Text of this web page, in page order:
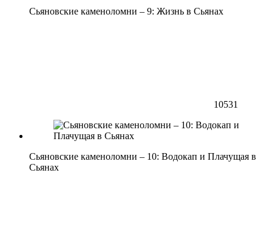
Сьяновские каменоломни – 9: Жизнь в Сьянах
10531
Сьяновские каменоломни – 10: Водокап и Плачущая в
Сьянах